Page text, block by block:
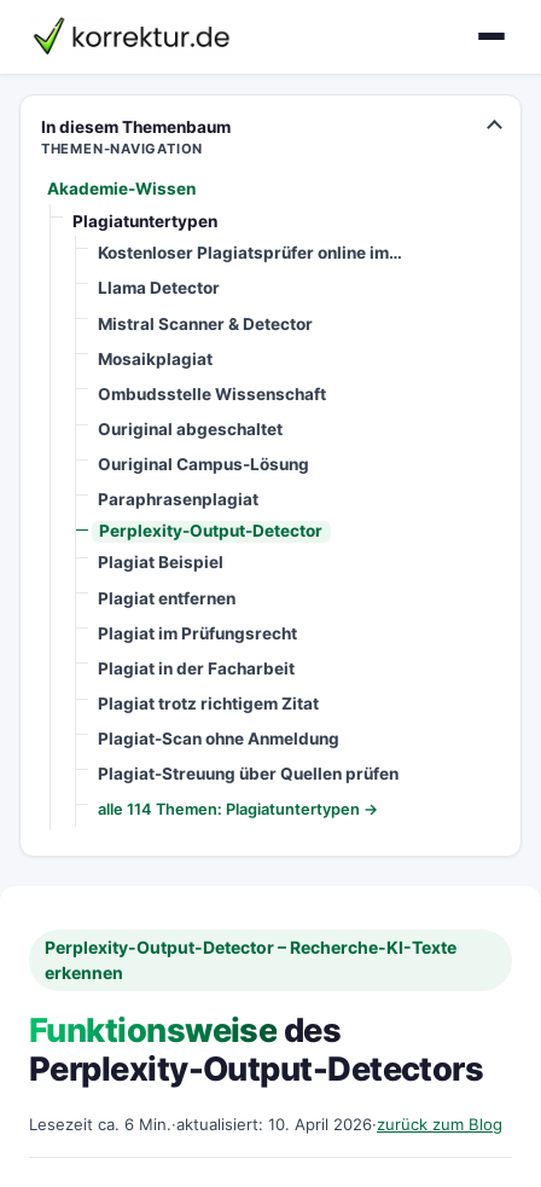
korrektur.de
In diesem Themenbaum
THEMEN-NAVIGATION
Akademie-Wissen
Plagiatuntertypen
Kostenloser Plagiatsprüfer online im…
Llama Detector
Mistral Scanner & Detector
Mosaikplagiat
Ombudsstelle Wissenschaft
Ouriginal abgeschaltet
Ouriginal Campus-Lösung
Paraphrasenplagiat
Perplexity-Output-Detector
Plagiat Beispiel
Plagiat entfernen
Plagiat im Prüfungsrecht
Plagiat in der Facharbeit
Plagiat trotz richtigem Zitat
Plagiat-Scan ohne Anmeldung
Plagiat-Streuung über Quellen prüfen
alle 114 Themen: Plagiatuntertypen →
Perplexity-Output-Detector – Recherche-KI-Texte
erkennen
Funktionsweise des
Perplexity-Output-Detectors
Lesezeit ca. 6 Min.·aktualisiert: 10. April 2026·zurück zum Blog